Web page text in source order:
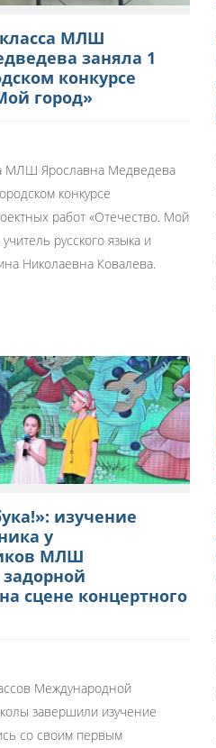
МЛШ
заняла 1
конкурсе
город»
МЛШ Ярославна Медведева
конкурсе
работ «Отечество. Мой
русского языка и
Николаевна Ковалева.
изучение
у
МЛШ
сцене концертного
Международной
завершили изучение
со своим первым